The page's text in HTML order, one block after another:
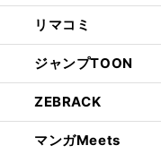
リマコミ
ジャンプTOON
ZEBRACK
マンガMeets